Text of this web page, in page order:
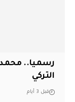
رسميا..
التركي
قبل 3 أيام